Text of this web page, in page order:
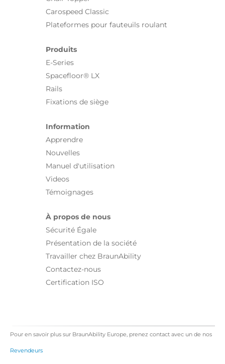
Carospeed Classic
Plateformes pour fauteuils roulant
Produits
E-Series
Spacefloor® LX
Rails
Fixations de siège
Information
Apprendre
Nouvelles
Manuel d'utilisation
Videos
Témoignages
À propos de nous
Sécurité Égale
Présentation de la société
Travailler chez BraunAbility
Contactez-nous
Certification ISO
Pour en savoir plus sur BraunAbility Europe, prenez contact avec un de nos
Revendeurs